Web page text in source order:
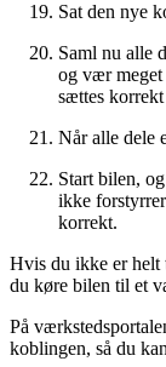
Sat den nye
Saml nu alle
og vær meget
sættes
Når alle dele
Start bilen,
ikke
korrekt.
Hvis du ikke er helt
du køre bilen til et
På
koblingen, så du